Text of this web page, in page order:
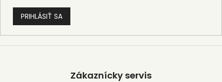
PRIHLÁSIŤ SA
Z
Zákaznícky servis